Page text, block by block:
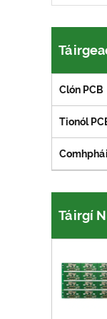
Clón PCB
Tionól
Táirgí